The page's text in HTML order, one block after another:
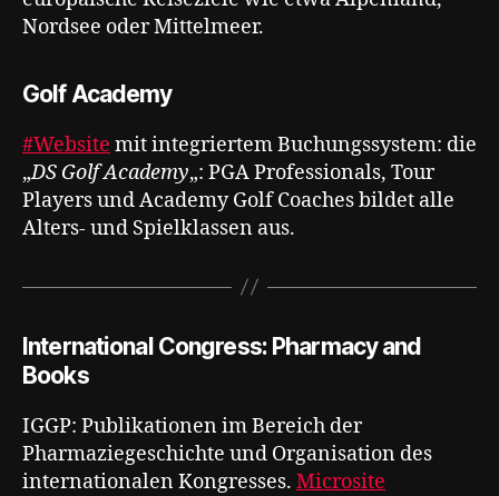
Nordsee oder Mittelmeer.
Golf Academy
#Website mit integriertem Buchungssystem: die
„DS Golf Academy„: PGA Professionals, Tour
Players und Academy Golf Coaches bildet alle
Alters- und Spielklassen aus.
International Congress: Pharmacy and
Books
IGGP: Publikationen im Bereich der
Pharmaziegeschichte und Organisation des
internationalen Kongresses. Microsite